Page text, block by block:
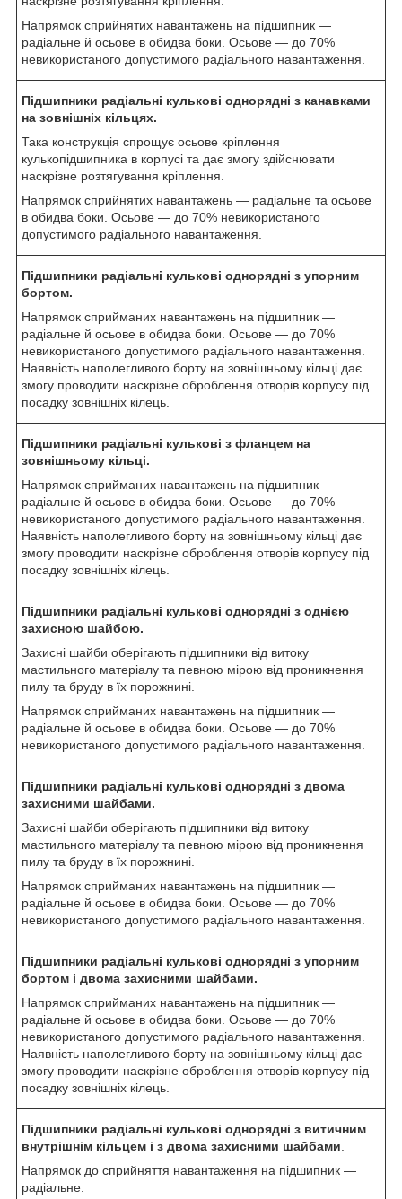
Напрямок сприйнятих навантажень на підшипник —
радіальне й осьове в обидва боки. Осьове — до 70%
невикористаного допустимого радіального навантаження.
Підшипники радіальні кулькові однорядні з канавками
на зовнішніх кільцях.
Така конструкція спрощує осьове кріплення
кулькопідшипника в корпусі та дає змогу здійснювати
наскрізне розтягування кріплення.
Напрямок сприйнятих навантажень — радіальне та осьове
в обидва боки. Осьове — до 70% невикористаного
допустимого радіального навантаження.
Підшипники радіальні кулькові однорядні з упорним
бортом.
Напрямок сприйманих навантажень на підшипник —
радіальне й осьове в обидва боки. Осьове — до 70%
невикористаного допустимого радіального навантаження.
Наявність наполегливого борту на зовнішньому кільці дає
змогу проводити наскрізне оброблення отворів корпусу під
посадку зовнішніх кілець.
Підшипники радіальні кулькові з фланцем на
зовнішньому кільці.
Напрямок сприйманих навантажень на підшипник —
радіальне й осьове в обидва боки. Осьове — до 70%
невикористаного допустимого радіального навантаження.
Наявність наполегливого борту на зовнішньому кільці дає
змогу проводити наскрізне оброблення отворів корпусу під
посадку зовнішніх кілець.
Підшипники радіальні кулькові однорядні з однією
захисною шайбою.
Захисні шайби оберігають підшипники від витоку
мастильного матеріалу та певною мірою від проникнення
пилу та бруду в їх порожнині.
Напрямок сприйманих навантажень на підшипник —
радіальне й осьове в обидва боки. Осьове — до 70%
невикористаного допустимого радіального навантаження.
Підшипники радіальні кулькові однорядні з двома
захисними шайбами.
Захисні шайби оберігають підшипники від витоку
мастильного матеріалу та певною мірою від проникнення
пилу та бруду в їх порожнині.
Напрямок сприйманих навантажень на підшипник —
радіальне й осьове в обидва боки. Осьове — до 70%
невикористаного допустимого радіального навантаження.
Підшипники радіальні кулькові однорядні з упорним
бортом і двома захисними шайбами.
Напрямок сприйманих навантажень на підшипник —
радіальне й осьове в обидва боки. Осьове — до 70%
невикористаного допустимого радіального навантаження.
Наявність наполегливого борту на зовнішньому кільці дає
змогу проводити наскрізне оброблення отворів корпусу під
посадку зовнішніх кілець.
Підшипники радіальні кулькові однорядні з витичним
внутрішнім кільцем і з двома захисними шайбами
Напрямок до сприйняття навантаження на підшипник —
радіальне.